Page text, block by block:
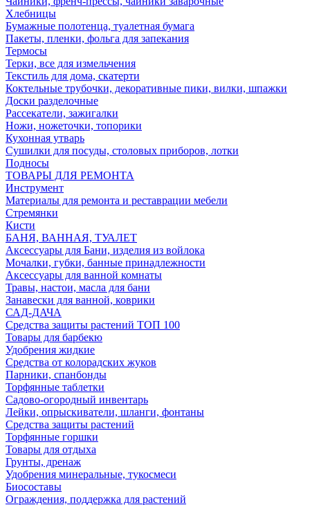
Хлебницы
Бумажные полотенца, туалетная бумага
Пакеты, пленки, фольга для запекания
Термосы
Терки, все для измельчения
Текстиль для дома, скатерти
Коктельные трубочки, декоративные пики, вилки, шпажки
Доски разделочные
Рассекатели, зажигалки
Ножи, ножеточки, топорики
Кухонная утварь
Сушилки для посуды, столовых приборов, лотки
Подносы
ТОВАРЫ ДЛЯ РЕМОНТА
Инструмент
Материалы для ремонта и реставрации мебели
Стремянки
Кисти
БАНЯ, ВАННАЯ, ТУАЛЕТ
Аксессуары для Бани, изделия из войлока
Мочалки, губки, банные принадлежности
Аксессуары для ванной комнаты
Травы, настои, масла для бани
Занавески для ванной, коврики
САД-ДАЧА
Средства защиты растений ТОП 100
Товары для барбекю
Удобрения жидкие
Средства от колорадских жуков
Парники, спанбонды
Торфянные таблетки
Садово-огородный инвентарь
Лейки, опрыскиватели, шланги, фонтаны
Средства защиты растений
Торфянные горшки
Товары для отдыха
Грунты, дренаж
Удобрения минеральные, тукосмеси
Биосоставы
Ограждения, поддержка для растений